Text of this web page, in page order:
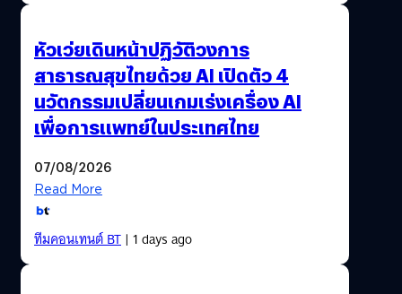
หัวเว่ยเดินหน้าปฏิวัติวงการ
สาธารณสุขไทยด้วย AI เปิดตัว 4
นวัตกรรมเปลี่ยนเกมเร่งเครื่อง AI
เพื่อการแพทย์ในประเทศไทย
07/08/2026
Read More
ทีมคอนเทนต์ BT| 1 days ago